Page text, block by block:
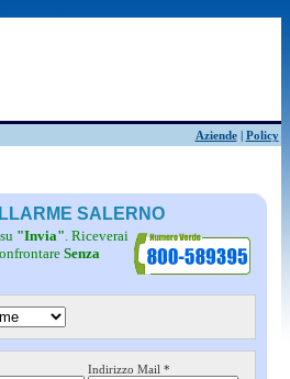
Aziende| Policy
SALERNO
"Invia". Riceverai
Senza
Indirizzo Mail *